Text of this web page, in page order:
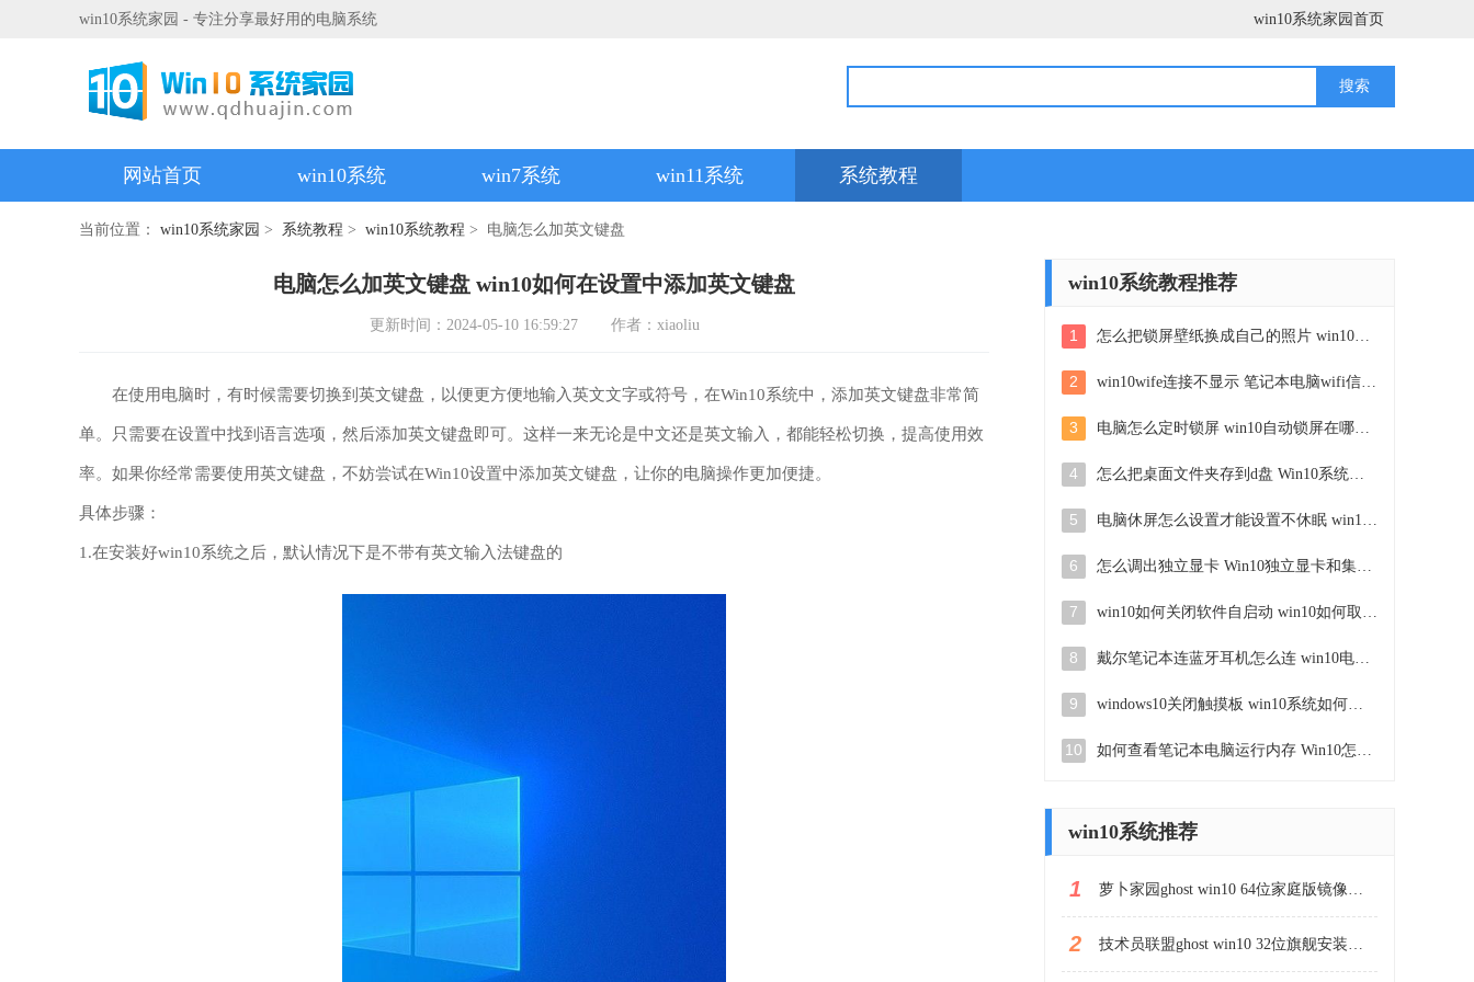
win10系统家园 - 专注分享最好用的电脑系统 win10系统家园首页
网站首页 win10系统 win7系统 win11系统 系统教程
当前位置： win10系统家园 > 系统教程 > win10系统教程 > 电脑怎么加英文键盘
电脑怎么加英文键盘 win10如何在设置中添加英文键盘
更新时间：2024-05-10 16:59:27 作者：xiaoliu
在使用电脑时，有时候需要切换到英文键盘，以便更方便地输入英文文字或符号，在Win10系统中，添加英文键盘非常简
单。只需要在设置中找到语言选项，然后添加英文键盘即可。这样一来无论是中文还是英文输入，都能轻松切换，提高使用效
率。如果你经常需要使用英文键盘，不妨尝试在Win10设置中添加英文键盘，让你的电脑操作更加便捷。
具体步骤：
1.在安装好win10系统之后，默认情况下是不带有英文输入法键盘的
win10系统教程推荐
1 怎么把锁屏壁纸换成自己的照片 win10锁屏壁纸自定义设置步骤
2 win10wife连接不显示 笔记本电脑wifi信号不稳定
3 电脑怎么定时锁屏 win10自动锁屏在哪里设置
4 怎么把桌面文件夹存到d盘 Win10系统如何将桌面文件保存到D盘
5 电脑休屏怎么设置才能设置不休眠 win10怎么取消电脑休眠设置
6 怎么调出独立显卡 Win10独立显卡和集成显卡如何自动切换
7 win10如何关闭软件自启动 win10如何取消自启动程序
8 戴尔笔记本连蓝牙耳机怎么连 win10电脑蓝牙耳机连接教程
9 windows10关闭触摸板 win10系统如何关闭笔记本触摸板
10 如何查看笔记本电脑运行内存 Win10怎么样检查笔记本电脑内存的容量
win10系统推荐
1 萝卜家园ghost win10 64位家庭版镜像下载v2023.04
2 技术员联盟ghost win10 32位旗舰安装版下载v2023.04